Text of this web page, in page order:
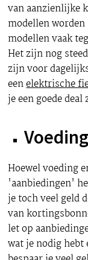
van aanzienlijke
modellen
modellen vaak
Het zijn nog
zijn voor
eenelektrische
je een goede deal
Hoewel voeding
'aanbiedingen'
je toch veel geld
van
let op
wat je nodig hebt